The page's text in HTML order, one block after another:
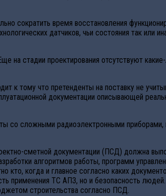
сократить время восстановления
датчиков, чьи состояния так или
на стадии проектирования отсутствуют
к тому что претенденты на поставку не
документации описывающей
со сложными радиоэлектронными приборами,
сметной документации (ПСД) должна
алгоритмов работы, программ
кто, когда и главное согласно каких
применения ТС АПЗ, но и безопасность
строительства согласно ПСД.